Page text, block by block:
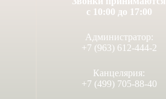
с 10:00 до 17:00
Администратор:
+7 (963) 612-444-2
Канцелярия:
+7 (499) 705-88-40